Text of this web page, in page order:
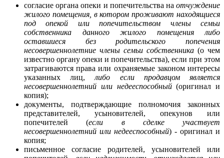
согласие органа опеки и попечительства на отчуждение
жилого помещения, в котором проживают находящиеся
под опекой или попечительством члены семьи
собственника данного жилого помещения либо
оставшиеся без родительского попечения
несовершеннолетние члены семьи собственника (о чем
известно органу опеки и попечительства), если при этом
затрагиваются права или охраняемые законом интересы
указанных лиц,либо если продавцом является
несовершеннолетний или недееспособный(оригинал и
копия);
документы, подтверждающие полномочия законных
представителей, усыновителей, опекунов или
попечителей (если в сделке участвует
несовершеннолетний или недееспособный) - оригинал и
копия;
письменное согласие родителей, усыновителей или